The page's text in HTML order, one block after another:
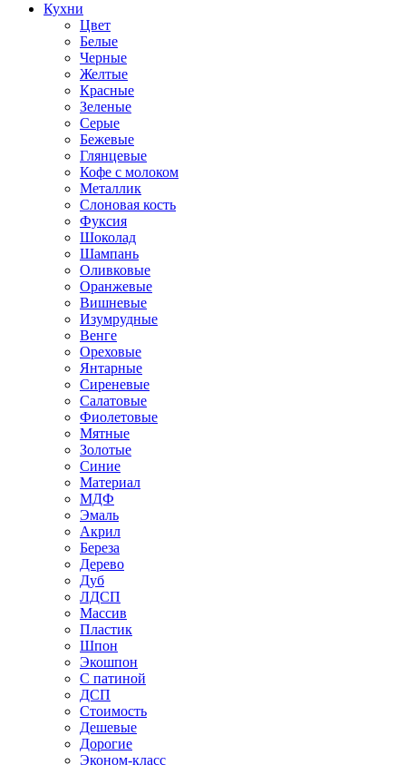
Кухни
Цвет
Белые
Черные
Желтые
Красные
Зеленые
Серые
Бежевые
Глянцевые
Кофе с молоком
Металлик
Слоновая кость
Фуксия
Шоколад
Шампань
Оливковые
Оранжевые
Вишневые
Изумрудные
Венге
Ореховые
Янтарные
Сиреневые
Салатовые
Фиолетовые
Мятные
Золотые
Синие
Материал
МДФ
Эмаль
Акрил
Береза
Дерево
Дуб
ЛДСП
Массив
Пластик
Шпон
Экошпон
С патиной
ДСП
Стоимость
Дешевые
Дорогие
Эконом-класс